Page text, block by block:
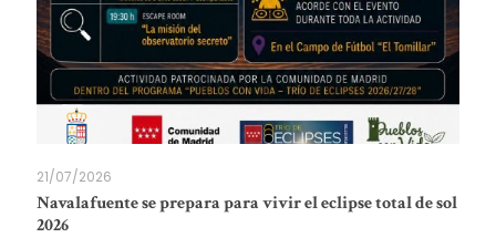
21/07/2026
Navalafuente se prepara para vivir el eclipse total de sol
2026